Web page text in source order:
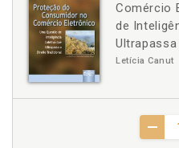
Comércio
de
Letícia Canut